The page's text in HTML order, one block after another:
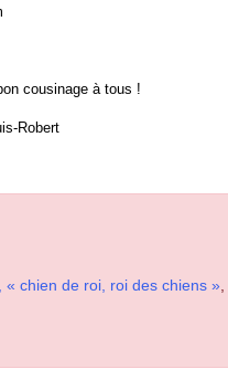
cousinage à tous !
Robert
« chien de roi, roi des chiens »